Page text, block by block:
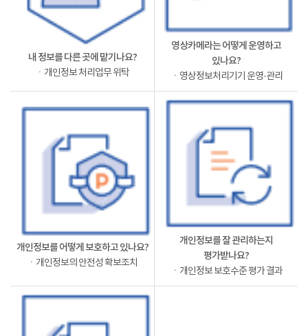
내 정보를 다른 곳에 맡기나요?
ㆍ개인정보 처리업무 위탁
영상카메라는 어떻게 운영하고
있나요?
ㆍ영상정보처리기기 운영·관리
개인정보를 어떻게 보호하고 있나요?
ㆍ개인정보의 안전성 확보조치
개인정보를 잘 관리하는지
평가받나요?
ㆍ개인정보 보호수준 평가 결과